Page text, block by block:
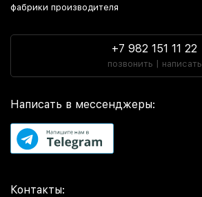
фабрики производителя
+7 982 151 11 22
позвонить | написать
Написать в мессенджеры:
Контакты: